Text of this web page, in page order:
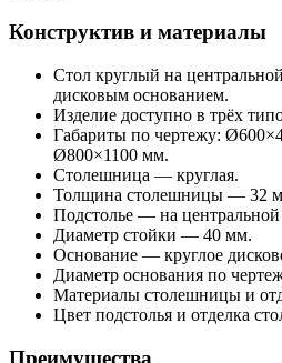
Конструктив и материалы
Стол круглый на
дисковым основанием.
Изделие доступно в трёх
Габариты по чертежу:
Ø800×1100 мм.
Столешница — круглая.
Толщина столешницы — 32
Подстолье — на центральной
Диаметр стойки — 40 мм.
Основание — круглое
Диаметр основания по
Материалы столешницы и
Цвет подстолья и отделка
Преимущества